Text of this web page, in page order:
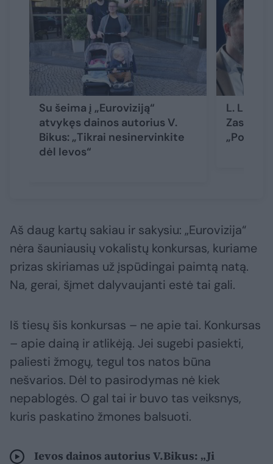
Su šeima į „Euroviziją“
atvykęs dainos autorius V.
Bikus: „Tikrai nesinervinkite
dėl Ievos“
L.
„Po jo
Aš daug kartų sakiau ir sakysiu: „Eurovizija“
nėra šauniausių vokalistų konkursas, kuriame
prizas skiriamas už įspūdingai paimtą natą.
Na, gerai, šįmet dalyvaujanti estė tai gali.
Iš tiesų šis konkursas – ne apie tai. Konkursas
– apie dainą ir atlikėją. Jei sugebi pasiekti,
paliesti žmogų, tegul tos natos būna
nešvarios. Dėl to pasirodymas nė kiek
nepablogės. O gal tai ir buvo tas veiksnys,
kuris paskatino žmones balsuoti.
Ievos dainos autorius V.Bikus: „Ji